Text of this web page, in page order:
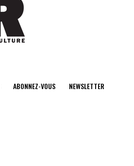
ABONNEZ-VOUS NEWSLETTER